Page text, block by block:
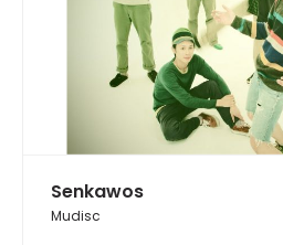
Senkawos
Mudisc